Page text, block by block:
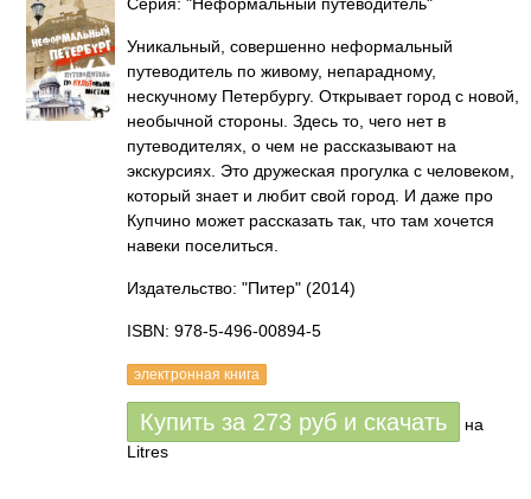
Уникальный, совершенно неформальный
путеводитель по живому, непарадному,
нескучному Петербургу. Открывает город с новой,
необычной стороны. Здесь то, чего нет в
путеводителях, о чем не рассказывают на
экскурсиях. Это дружеская прогулка с человеком,
который знает и любит свой город. И даже про
Купчино может рассказать так, что там хочется
навеки поселиться.
Издательство: "Питер" (2014)
ISBN: 978-5-496-00894-5
электронная книга
Купить за 273 руб и скачать
на
Litres